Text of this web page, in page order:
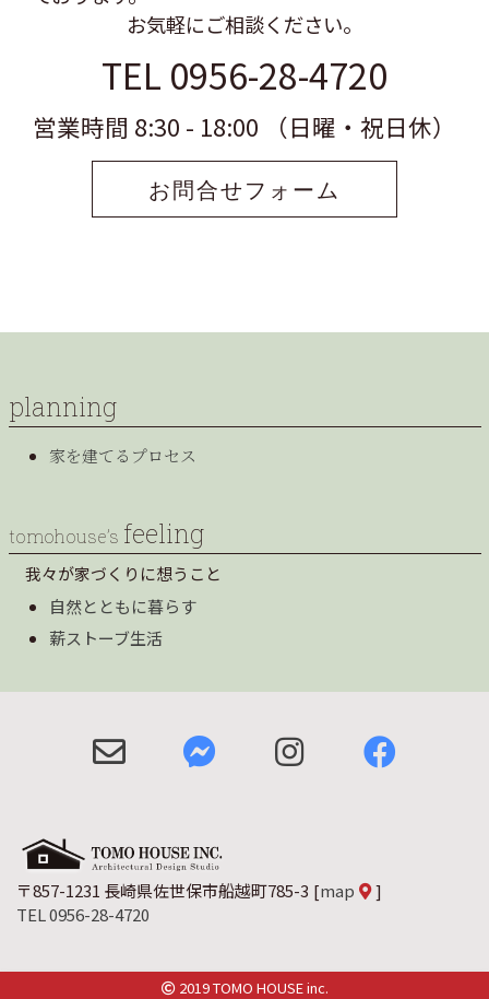
お気軽にご相談ください。
TEL 0956-28-4720
営業時間 8:30 - 18:00 （日曜・祝日休）
お問合せフォーム
planning
家を建てるプロセス
tomohouse’s feeling
我々が家づくりに想うこと
自然とともに暮らす
薪ストーブ生活
〒857-1231 長崎県佐世保市船越町785-3 [map
]
TEL 0956-28-4720
2019 TOMO HOUSE inc.